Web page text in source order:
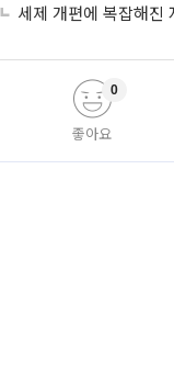
세제 개편에 복잡해진
좋아요
0